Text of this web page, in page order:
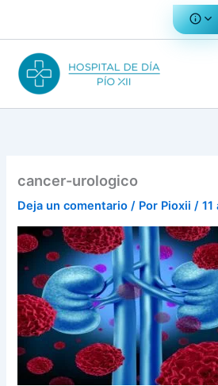
cancer-urologico
Deja un comentario / Por Pioxii/